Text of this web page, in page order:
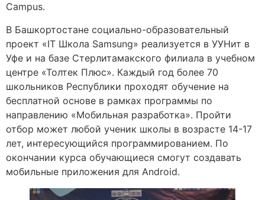
Campus.
В Башкортостане социально-образовательный
проект «IT Школа Samsung» реализуется в УУНит в
Уфе и на базе Стерлитамакского филиала в учебном
центре «Толтек Плюс». Каждый год более 70
школьников Республики проходят обучение на
бесплатной основе в рамках программы по
направлению «Мобильная разработка». Пройти
отбор может любой ученик школы в возрасте 14-17
лет, интересующийся программированием. По
окончании курса обучающиеся смогут создавать
мобильные приложения для Android.